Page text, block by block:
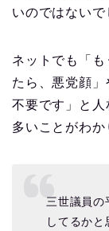
いのではないで
ネットでも「
たら、悪党顔
不要です」と
多いことがわか
三世議員の
してるか